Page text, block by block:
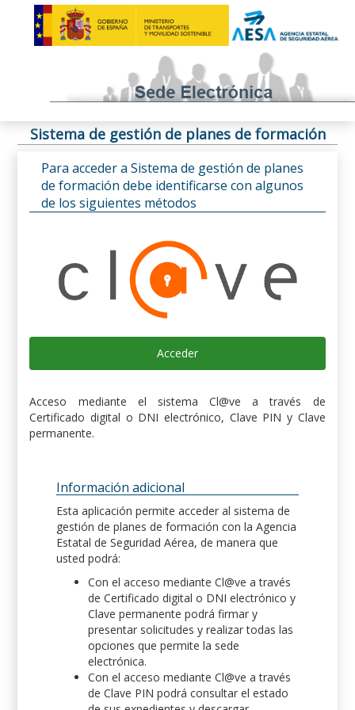
Sistema de gestión de planes de formación
Para acceder a Sistema de gestión de planes
de formación debe identificarse con algunos
de los siguientes métodos
Acceder
Acceso mediante el sistema Cl@ve a través de
Certificado digital o DNI electrónico, Clave PIN y Clave
permanente.
Información adicional
Esta aplicación permite acceder al sistema de
gestión de planes de formación con la Agencia
Estatal de Seguridad Aérea, de manera que
usted podrá:
Con el acceso mediante Cl@ve a través
de Certificado digital o DNI electrónico y
Clave permanente podrá firmar y
presentar solicitudes y realizar todas las
opciones que permite la sede
electrónica.
Con el acceso mediante Cl@ve a través
de Clave PIN podrá consultar el estado